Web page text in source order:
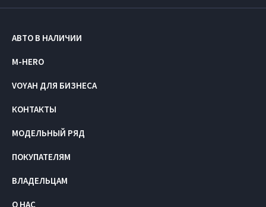
АВТО В НАЛИЧИИ
M-HERO
VOYAH ДЛЯ БИЗНЕСА
КОНТАКТЫ
МОДЕЛЬНЫЙ РЯД
ПОКУПАТЕЛЯМ
ВЛАДЕЛЬЦАМ
О НАС